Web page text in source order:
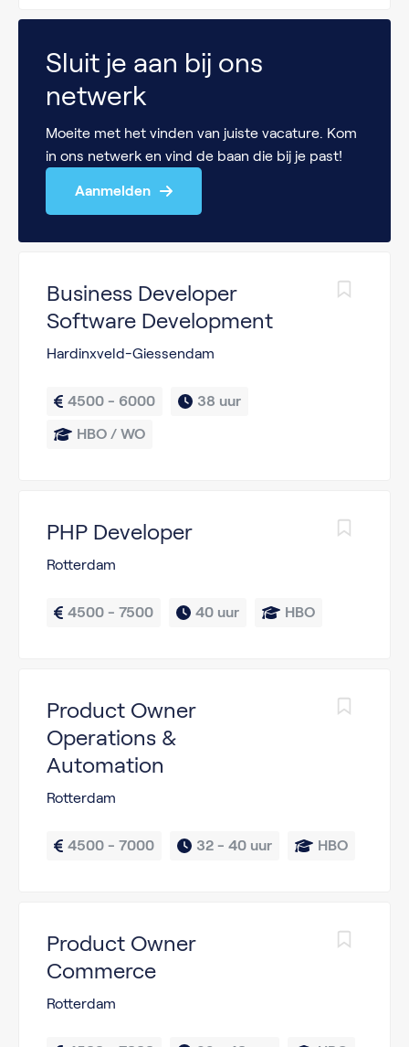
Sluit je aan bij ons
netwerk
Moeite met het vinden van juiste vacature. Kom
in ons netwerk en vind de baan die bij je past!
Aanmelden
Business Developer
Software Development
Hardinxveld-Giessendam
4500 - 6000 38 uur
HBO / WO
PHP Developer
Rotterdam
4500 - 7500 40 uur HBO
Product Owner
Operations &
Automation
Rotterdam
4500 - 7000 32 - 40 uur HBO
Product Owner
Commerce
Rotterdam